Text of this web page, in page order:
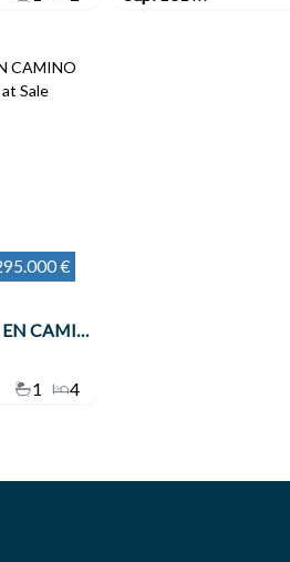
€
PISO AMPLIO Y LUMINOSO EN CAMINO DE COÍN , Fuengirola
4
1